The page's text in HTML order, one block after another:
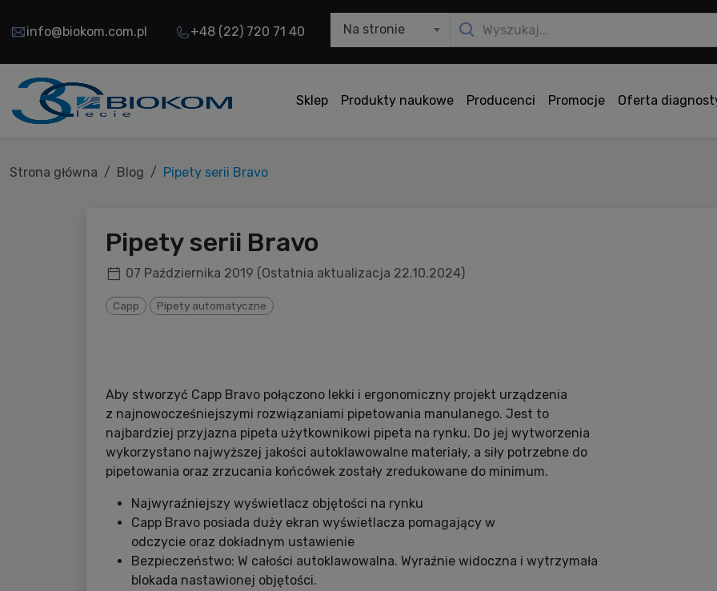
info@biokom.com.pl +48 (22) 720 71 40 Na stronie
Sklep Produkty naukowe Producenci Promocje Oferta
Strona główna Blog Pipety serii Bravo
Pipety serii Bravo
07 Października 2019 (Ostatnia aktualizacja 22.10.2024)
Capp Pipety automatyczne
Aby stworzyć Capp Bravo połączono lekki i ergonomiczny projekt urządzenia
z najnowocześniejszymi rozwiązaniami pipetowania manulanego. Jest to
najbardziej przyjazna pipeta użytkownikowi pipeta na rynku. Do jej wytworzenia
wykorzystano najwyższej jakości autoklawowalne materiały, a siły potrzebne do
pipetowania oraz zrzucania końcówek zostały zredukowane do minimum.
Najwyraźniejszy wyświetlacz objętości na rynku
Capp Bravo posiada duży ekran wyświetlacza pomagający w
odczycie oraz dokładnym ustawienie
Bezpieczeństwo: W całości autoklawowalna. Wyraźnie widoczna i wytrzymała
blokada nastawionej objętości.